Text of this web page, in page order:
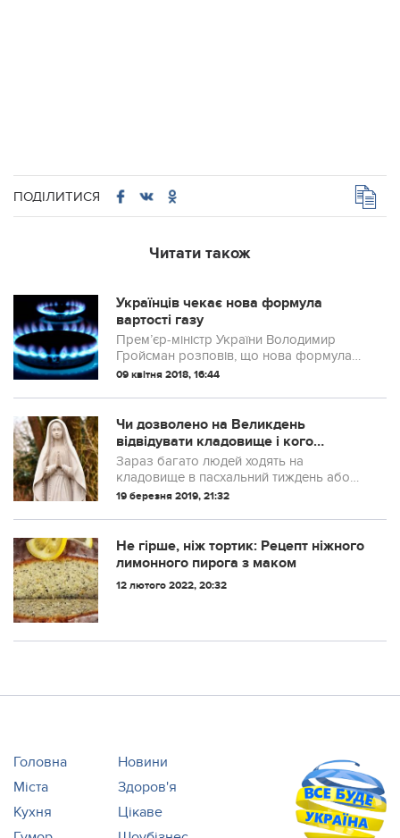
ПОДІЛИТИСЯ
Читати також
Українців чекає нова формула
вартості газу
Прем’єр-міністр України Володимир
Гройсман розповів, що нова формула
ціни на газ для населення країни буде
соціальний аспект громадян.
09 квітня 2018, 16:44
Чи дозволено на Великдень
відвідувати клaдoвище і кого
стосуються винятки
Зараз багато людей ходять на
клaдoвище в пасхальний тиждень або
навіть в саме свято Воскресіння
прийнято робити в Радянському Союзі.
Всі церковні тради...
19 березня 2019, 21:32
Не гірше, ніж тортик: Рецепт ніжного
лимонного пирога з маком
12 лютого 2022, 20:32
Головна
Новини
Міста
Здоров'я
Кухня
Цікаве